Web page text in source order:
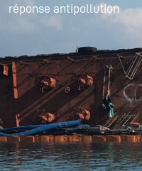
réponse antipollution